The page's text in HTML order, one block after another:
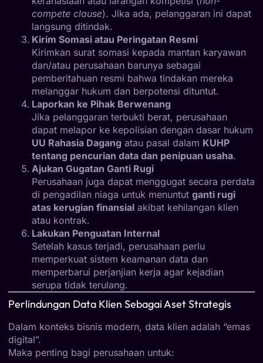
compete clause). Jika ada, pelanggaran ini dapat
langsung ditindak.
Kirim Somasi atau Peringatan Resmi
Kirimkan surat somasi kepada mantan karyawan
dan/atau perusahaan barunya sebagai
pemberitahuan resmi bahwa tindakan mereka
melanggar hukum dan berpotensi dituntut.
Laporkan ke Pihak Berwenang
Jika pelanggaran terbukti berat, perusahaan
dapat melapor ke kepolisian dengan dasar hukum
UU Rahasia Dagang atau pasal dalam KUHP
tentang pencurian data dan penipuan usaha.
Ajukan Gugatan Ganti Rugi
Perusahaan juga dapat menggugat secara perdata
di pengadilan niaga untuk menuntut ganti rugi
atas kerugian finansial akibat kehilangan klien
atau kontrak.
Lakukan Penguatan Internal
Setelah kasus terjadi, perusahaan perlu
memperkuat sistem keamanan data dan
memperbarui perjanjian kerja agar kejadian
serupa tidak terulang.
Perlindungan Data Klien Sebagai Aset Strategis
Dalam konteks bisnis modern, data klien adalah “emas
digital”.
Maka penting bagi perusahaan untuk: